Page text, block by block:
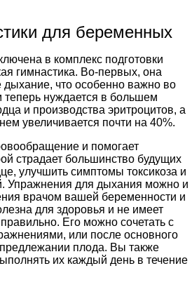
для беременных
в комплекс подготовки
гимнастика. Во-первых, она
дыхание, что особенно важно во
теперь нуждается в большем
и производства эритроцитов, а
увеличивается почти на 40%.
и помогает
страдает большинство будущих
улучшить симптомы токсикоза и
Упражнения для дыхания можно и
врачом вашей беременности и
для здоровья и не имеет
Его можно сочетать с
или после основного
плода. Вы также
их каждый день в течение